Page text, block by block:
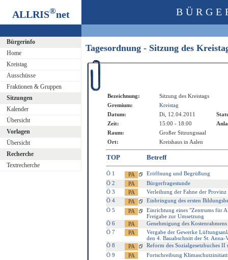
ALLRIS®net
Bürgerinfo
Home
Kreistag
Ausschüsse
Fraktionen & Gruppen
Sitzungen
Kalender
Übersicht
Vorlagen
Übersicht
Recherche
Textrecherche
Tagesordnung - Sitzung des
Bezeichnung:
Sitzung des Kreistags
Gremium:
Kreistag
Datum:
Di, 12.04.2011
Zeit:
15:00 - 18:00
Raum:
Großer Sitzungssaal
Ort:
Kreishaus in Aalen
TOP Betreff
Ö 1
Eröffnung und Begrüßung
Ö 2
Bürgerfragestunde
Ö 3
Verleihung der Fahne der Provinz
Ö 4
Einbringung des ersten
Ö 5
Einrichtung eines "Zentrums für
Freigabe zur Umsetzung
Ö 6
Genehmigung des
Ö 7
Vergabe der Gewerke
den 4. Bauabschnitt der St.
Ö 8
Reform des Sozialgesetzbuches
Ö 9
Fortschreibung